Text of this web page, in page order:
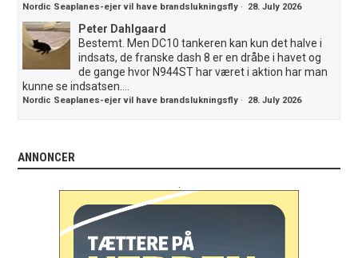
Nordic Seaplanes-ejer vil have brandslukningsfly · 28. July 2026
Peter Dahlgaard
Bestemt. Men DC10 tankeren kan kun det halve i
indsats, de franske dash 8 er en dråbe i havet og
de gange hvor N944ST har været i aktion har man
kunne se indsatsen....
Nordic Seaplanes-ejer vil have brandslukningsfly · 28. July 2026
ANNONCER